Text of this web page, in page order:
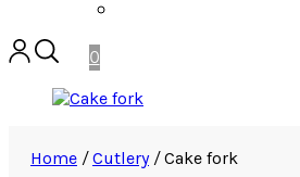
0
Home / Cutlery /Cake fork